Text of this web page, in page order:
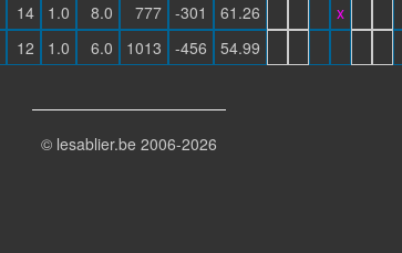
14 1.0 8.0 777 -301 61.26
x
12 1.0 6.0 1013 -456 54.99
© lesablier.be 2006-2026